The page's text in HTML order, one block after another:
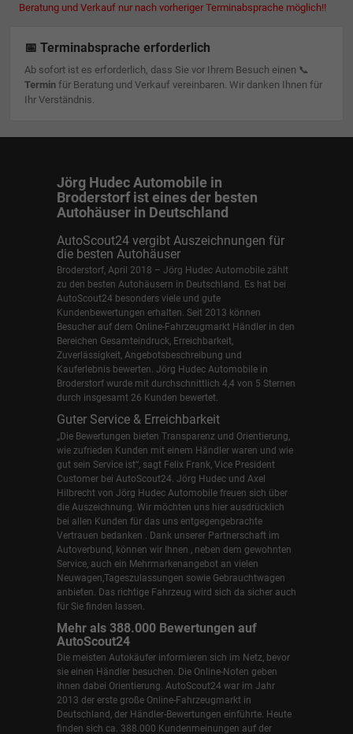
Beratung und Verkauf nur nach vorheriger Terminabsprache möglich!!
📅 Terminabsprache erforderlich
Ab sofort ist es erforderlich, dass Sie vor Ihrem Besuch einen 📞
Terminfür Beratung und Verkauf vereinbaren. Wir danken Ihnen für
Ihr Verständnis.
Jörg Hudec Automobile in
Broderstorf ist eines der besten
Autohäuser in Deutschland
AutoScout24 vergibt Auszeichnungen für
die besten Autohäuser
Broderstorf, April 2018 – Jörg Hudec Automobile zählt
zu den besten Autohäusern in Deutschland. Es hat bei
AutoScout24 besonders viele und gute
Kundenbewertungen erhalten. Seit 2013 können
Besucher auf dem Online-Fahrzeugmarkt Händler in den
Bereichen Gesamteindruck, Erreichbarkeit,
Zuverlässigkeit, Angebotsbeschreibung und
Kauferlebnis bewerten. Jörg Hudec Automobile in
Broderstorf wurde mit durchschnittlich 4,4 von 5 Sternen
durch insgesamt 26 Kunden bewertet.
Guter Service & Erreichbarkeit
„Die Bewertungen bieten Transparenz und Orientierung,
wie zufrieden Kunden mit einem Händler waren und wie
gut sein Service ist“, sagt Felix Frank, Vice President
Customer bei AutoScout24. Jörg Hudec und Axel
Hilbrecht von Jörg Hudec Automobile freuen sich über
die Auszeichnung. Wir möchten uns hier ausdrücklich
bei allen Kunden für das uns entgegengebrachte
Vertrauen bedanken . Dank unserer Partnerschaft im
Autoverbund, können wir Ihnen , neben dem gewohnten
Service, auch ein Mehrmarkenangebot an vielen
Neuwagen,Tageszulassungen sowie Gebrauchtwagen
anbieten. Das richtige Fahrzeug wird sich da sicher auch
für Sie finden lassen.
Mehr als 388.000 Bewertungen auf
AutoScout24
Die meisten Autokäufer informieren sich im Netz, bevor
sie einen Händler besuchen. Die Online-Noten geben
ihnen dabei Orientierung. AutoScout24 war im Jahr
2013 der erste große Online-Fahrzeugmarkt in
Deutschland, der Händler-Bewertungen einführte. Heute
finden sich ca. 388.000 Kundenmeinungen auf der